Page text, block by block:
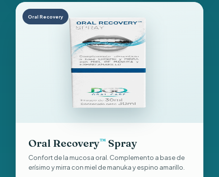
Oral Recovery
Oral Recovery™ Spray
Confort de la mucosa oral. Complemento a base de
erísimo y mirra con miel de manuka y espino amarillo.